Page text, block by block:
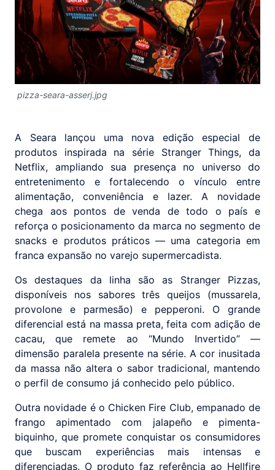
pizza-seara-asserj.jpg
A Seara lançou uma nova edição especial de
produtos inspirada na série Stranger Things, da
Netflix, ampliando sua presença no universo do
entretenimento e fortalecendo o vínculo entre
alimentação, conveniência e lazer. A novidade
chega aos pontos de venda de todo o país e
reforça o posicionamento da marca no segmento de
snacks e produtos práticos — uma categoria em
franca expansão no varejo supermercadista.
Os destaques da linha são as Stranger Pizzas,
disponíveis nos sabores três queijos (mussarela,
provolone e parmesão) e pepperoni. O grande
diferencial está na massa preta, feita com adição de
cacau, que remete ao “Mundo Invertido” —
dimensão paralela presente na série. A cor inusitada
da massa não altera o sabor tradicional, mantendo
o perfil de consumo já conhecido pelo público.
Outra novidade é o Chicken Fire Club, empanado de
frango apimentado com jalapeño e pimenta-
biquinho, que promete conquistar os consumidores
que buscam experiências mais intensas e
diferenciadas. O produto faz referência ao Hellfire